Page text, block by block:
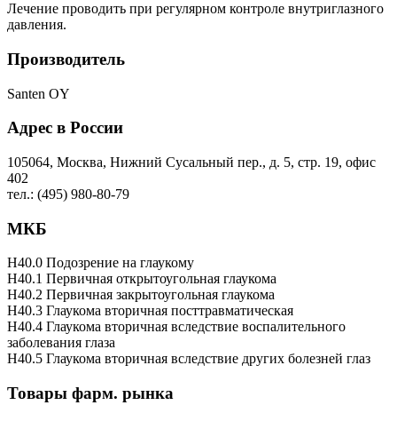
Лечение проводить при регулярном контроле внутриглазного
давления.
Производитель
Santen OY
Адрес в России
105064, Москва, Нижний Сусальный пер., д. 5, стр. 19, офис
402
тел.: (495) 980-80-79
МКБ
H40.0 Подозрение на глаукому
H40.1 Первичная открытоугольная глаукома
H40.2 Первичная закрытоугольная глаукома
H40.3 Глаукома вторичная посттравматическая
H40.4 Глаукома вторичная вследствие воспалительного
заболевания глаза
H40.5 Глаукома вторичная вследствие других болезней глаз
Товары фарм. рынка